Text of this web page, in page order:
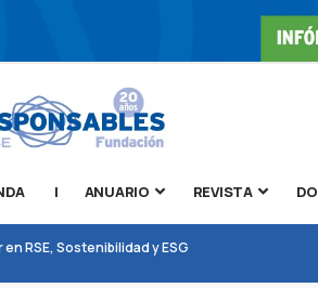
| ANUARIO REVISTA
RSE, Sostenibilidad y ESG